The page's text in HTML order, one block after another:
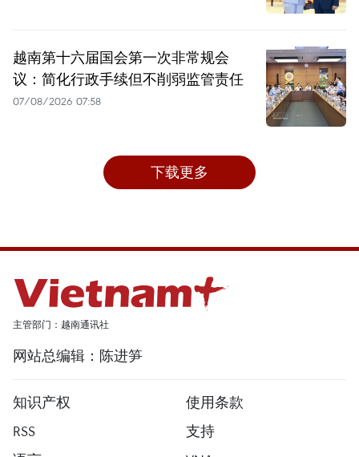
越南第十六届国会第一次非常规会
议：简化行政手续但不削弱监管责任
07/08/2026 07:58
下载更多
主管部门：越南通讯社
网站总编辑：陈进笋
知识产权
使用条款
RSS
支持